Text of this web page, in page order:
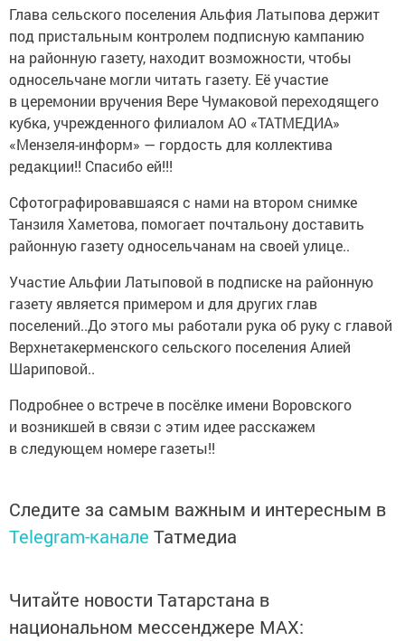
Глава сельского поселения Альфия Латыпова держит
под пристальным контролем подписную кампанию
на районную газету, находит возможности, чтобы
односельчане могли читать газету. Её участие
в церемонии вручения Вере Чумаковой переходящего
кубка, учрежденного филиалом АО «ТАТМЕДИА»
«Мензеля-информ» — гордость для коллектива
редакции!! Спасибо ей!!!
Сфотографировавшаяся с нами на втором снимке
Танзиля Хаметова, помогает почтальону доставить
районную газету односельчанам на своей улице..
Участие Альфии Латыповой в подписке на районную
газету является примером и для других глав
поселений..До этого мы работали рука об руку с главой
Верхнетакерменского сельского поселения Алией
Шариповой..
Подробнее о встрече в посёлке имени Воровского
и возникшей в связи с этим идее расскажем
в следующем номере газеты!!
Следите за самым важным и интересным в
Telegram-канале Татмедиа
Читайте новости Татарстана в
национальном мессенджере MАХ: